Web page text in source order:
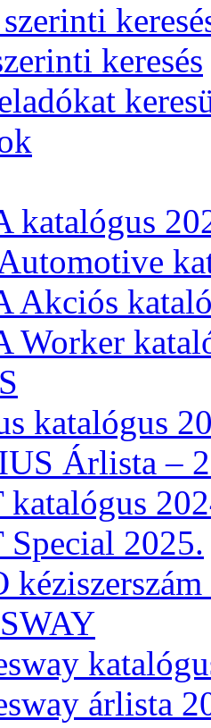
keresés
katalógus
Akciós
Worker
katalógus
Árlista –
2025.
árlista